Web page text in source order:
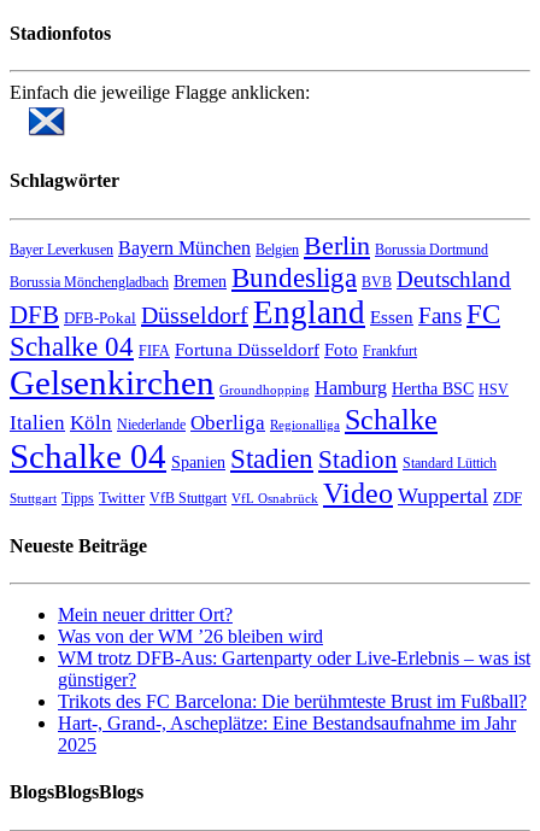
Stadionfotos
Einfach die jeweilige Flagge anklicken:
Schlagwörter
Bayer Leverkusen Bayern München Belgien Berlin Borussia Dortmund
Borussia Mönchengladbach Bremen Bundesliga BVB Deutschland
DFB DFB-Pokal DüsseldorfEngland Essen FansFC
Schalke 04 FIFA Fortuna Düsseldorf Foto Frankfurt
Gelsenkirchen Groundhopping Hamburg Hertha BSC HSV
Italien Köln Niederlande Oberliga Regionalliga Schalke
Schalke 04 Spanien Stadien Stadion Standard Lüttich
Stuttgart Tipps Twitter VfB Stuttgart VfL Osnabrück Video Wuppertal ZDF
Neueste Beiträge
Mein neuer dritter Ort?
Was von der WM ’26 bleiben wird
WM trotz DFB-Aus: Gartenparty oder Live-Erlebnis – was ist
günstiger?
Trikots des FC Barcelona: Die berühmteste Brust im Fußball?
Hart-, Grand-, Ascheplätze: Eine Bestandsaufnahme im Jahr
2025
BlogsBlogsBlogs